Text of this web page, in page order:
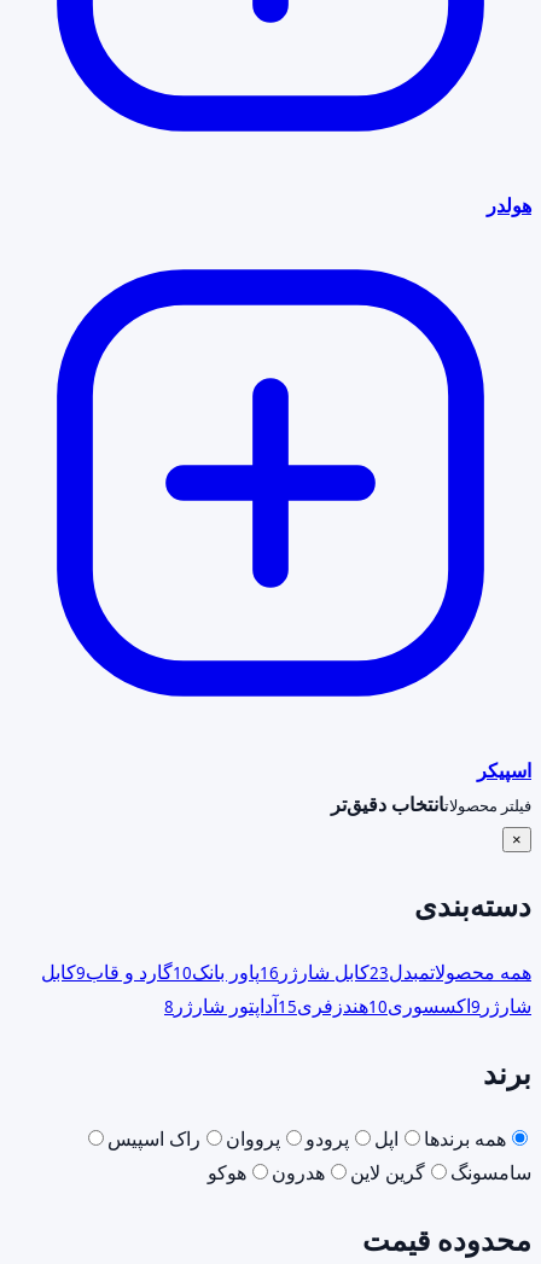
هولدر
اسپیکر
فیلتر محصولاتانتخاب دقیق‌تر
×
دسته‌بندی
همه محصولاتمبدل23کابل شارژر 16پاور بانک10گارد و قاب9کابل
شارژر 9اکسسوری10هندزفری15آداپتور شارژر 8
برند
همه برندها اپل پرودو پرووان
راک اسپیس
سامسونگ
گرین لاین هدرون هوکو
محدوده قیمت